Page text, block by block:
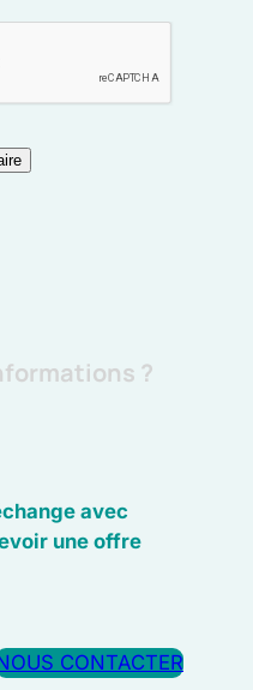
?
avec
une offre
CONTACTER